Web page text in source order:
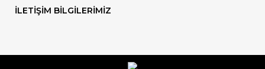
İLETİŞİM BİLGİLERİMİZ